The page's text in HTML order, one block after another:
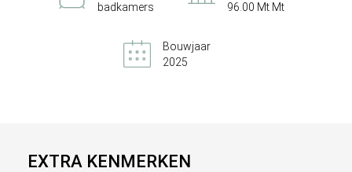
badkamers
96.00 Mt Mt
Bouwjaar
2025
EXTRA KENMERKEN